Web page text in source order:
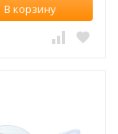
В корзину